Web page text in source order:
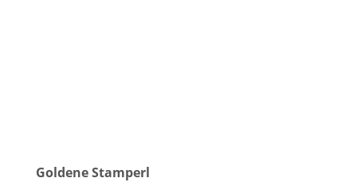
Goldene Stamperl